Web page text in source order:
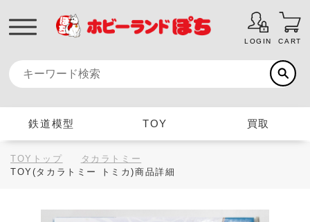
LOGIN CART
鉄道模型 TOY 買取
TOYトップ
タカラトミー
TOY(タカラトミー トミカ)商品詳細